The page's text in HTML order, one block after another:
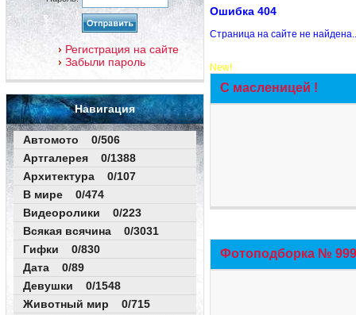
Регистрация на сайте
Забыли пароль
Навигация
Автомото 0/506
Артгалерея 0/1388
Архитектура 0/107
В мире 0/474
Видеоролики 0/223
Всякая всячина 0/3031
Гифки 0/830
Дата 0/89
Девушки 0/1548
Животный мир 0/715
Ошибка 404
Страница на сайте не
New!
С масленицей !
Фотоподборка №